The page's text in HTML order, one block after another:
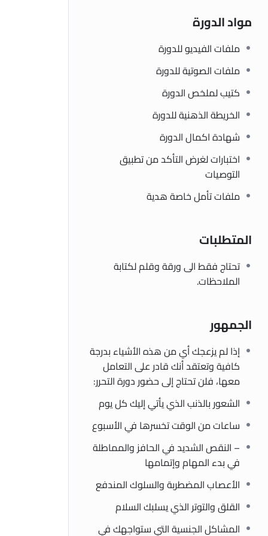
مواد الدورة
ملفات الفيديو للدورة
ملفات الصوتية للدورة
كتيب لملخص الدورة
الخريطة الذهنية للدورة
شهادة اكمال الدورة
اختبارات لغرض التأكد من تطبيق
التوصيات
ملفات تأمل خاصة هدية
المتطلبات
تحتاج فقط الى ورقة وقلم لكتابة
الملاحظات.
الجمهور
إذا لم يزعجك أي من هذه الأشياء بدرجة
كافية وتعتقد أنك قادر على التعامل
معها، فلن تحتاج إلى حضور دورة التحرر:
الشعور بالذنب الذي يأتي إليك كل يوم
ساعات من الوقت تخسرها في الأسبوع
– النقص الشديد في الحافز والمماطلة
في بدء المهام وإتمامها
الأعصاب المضطربة والسلوك المندفع
القلق والتوتر الذي يسلبك السلام
المشاكل الجنسية التي ستواجهك في